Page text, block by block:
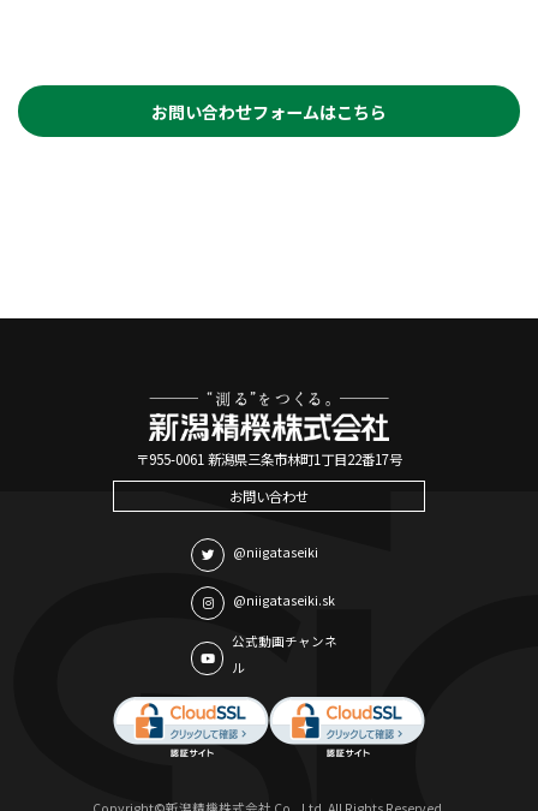
お問い合わせフォームはこちら
〒955-0061 新潟県三条市林町1丁目22番17号
お問い合わせ
@niigataseiki
@niigataseiki.sk
公式動画チャンネ
ル